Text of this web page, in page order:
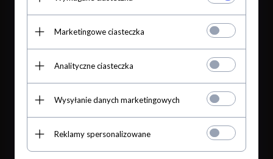
biuro@dodatkimasarskiezwm.pl
Romanowska 55E/55
Marketingowe ciasteczka
Analityczne ciasteczka
Wysyłanie danych marketingowych
Reklamy spersonalizowane